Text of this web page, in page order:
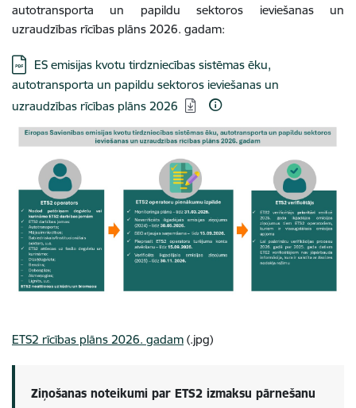
autotransporta un papildu sektoros ieviešanas un
uzraudzības rīcības plāns 2026. gadam:
Lejupielādēt:
ES emisijas kvotu tirdzniecības sistēmas ēku,
autotransporta un papildu sektoros ieviešanas un
uzraudzības rīcības plāns 2026
ETS2 rīcības plāns 2026. gadam (.jpg)
Ziņošanas noteikumi par ETS2 izmaksu pārnešanu